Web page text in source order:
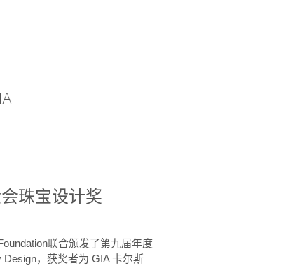
珠宝设计奖
联合颁发了第九届年度
Design，获奖者为 GIA 卡尔斯